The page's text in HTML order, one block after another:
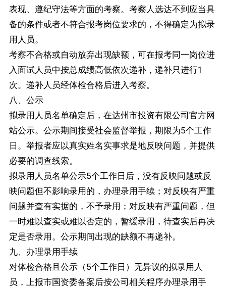
表现、遵纪守法等方面的考察。考察人选达不到应当具
备的条件或者不符合报考岗位要求的，不得确定为拟录
用人员。
考察不合格或自动放弃出现缺额，可在报考同一岗位进
入面试人员中按总成绩高低依次递补，递补只进行1
次。递补人员经体检合格后进入考察。
八、公示
拟录用人员名单确定后，在达州市投资有限公司官方网
站公示。公示期间接受社会监督举报，期限为5个工作
日。举报者应以真实姓名实事求是地反映问题，并提供
必要的调查线索。
拟录用人员名单公示5个工作日后，没有反映问题或反
映问题但不影响录用的，办理录用手续；对反映有严重
问题并查有实据的，不予录用；对反映有严重问题，但
一时难以查实或难以否定的，暂缓录用，待查实后再决
定是否录用。公示期间出现的缺额不再递补。
九、办理录用手续
对体检合格且公示（5个工作日）无异议的拟录用人
员，上报市国资委备案后按公司相关程序办理录用手